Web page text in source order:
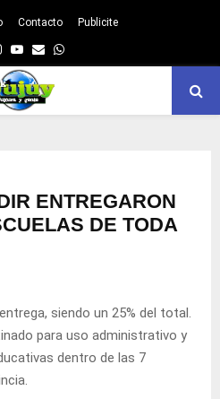
Contacto Publicite
Instagram
Youtube
EmailWhatsapp
ENTREGARON
DE TODA
siendo un 25% del total.
para uso administrativo y
dentro de las 7